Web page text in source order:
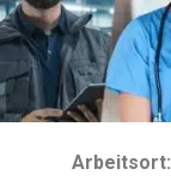
Arbeitsort: